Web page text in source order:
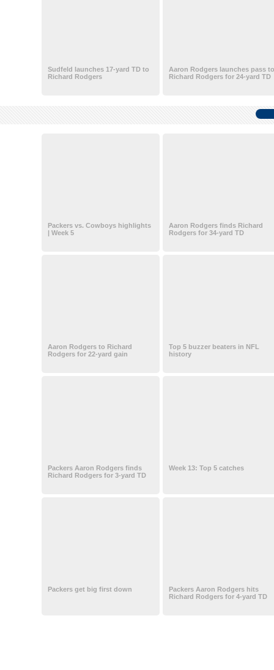
Sudfeld launches 17-yard TD to
Richard Rodgers
Aaron Rodgers launches pass to
Richard Rodgers for 24-yard TD
Packers vs. Cowboys highlights
| Week 5
Aaron Rodgers finds Richard
Rodgers for 34-yard TD
Aaron Rodgers to Richard
Rodgers for 22-yard gain
Top 5 buzzer beaters in NFL
history
Packers Aaron Rodgers finds
Richard Rodgers for 3-yard TD
Week 13: Top 5 catches
Packers get big first down
Packers Aaron Rodgers hits
Richard Rodgers for 4-yard TD